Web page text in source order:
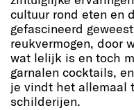
cultuur rond eten en
gefascineerd
reukvermogen, door
wat lelijk is en toch
garnalen cocktails,
je vindt het allemaal
schilderijen.